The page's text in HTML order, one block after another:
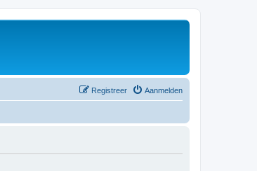
Aanmelden
Registreer